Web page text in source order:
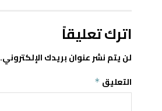
اترك تعليقاً
لن يتم نشر عنوان بريدك الإلكتروني.
التعليق *